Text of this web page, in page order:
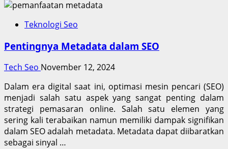
Teknologi Seo
Pentingnya Metadata dalam SEO
Tech Seo November 12, 2024
Dalam era digital saat ini, optimasi mesin pencari (SEO)
menjadi salah satu aspek yang sangat penting dalam
strategi pemasaran online. Salah satu elemen yang
sering kali terabaikan namun memiliki dampak signifikan
dalam SEO adalah metadata. Metadata dapat diibaratkan
sebagai sinyal …